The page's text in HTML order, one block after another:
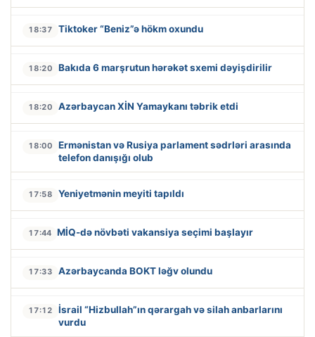
18:37 Tiktoker “Beniz”ə hökm oxundu
18:20 Bakıda 6 marşrutun hərəkət sxemi dəyişdirilir
18:20 Azərbaycan XİN Yamaykanı təbrik etdi
18:00
Ermənistan və Rusiya parlament sədrləri arasında
telefon danışığı olub
17:58 Yeniyetmənin meyiti tapıldı
17:44 MİQ-də növbəti vakansiya seçimi başlayır
17:33 Azərbaycanda BOKT ləğv olundu
17:12
İsrail “Hizbullah”ın qərargah və silah anbarlarını
vurdu